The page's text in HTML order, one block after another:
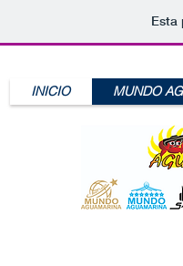
Esta
INICIO MUNDO